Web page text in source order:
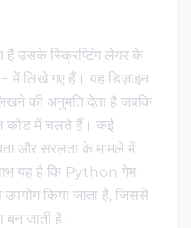
उसके स्क्रिप्टिंग लेयर के
में लिखे गए हैं। यह डिज़ाइन
की अनुमति देता है जबकि
कोड में चलते हैं। कई
और सरलता के मामले में
यह है कि Python गेम
किया जाता है, जिससे
बन जाती है।